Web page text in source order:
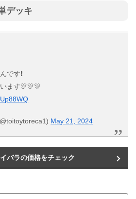
デッキ
です❗️
ます🎊🎊🎊
May 21, 2024
バラの価格をチェック